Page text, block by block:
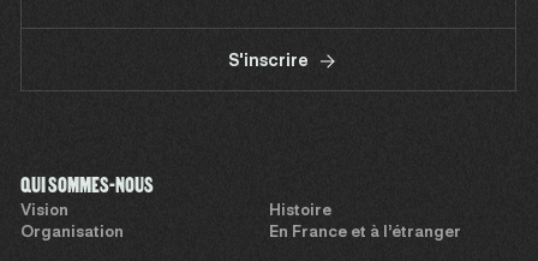
S'inscrire
QUI SOMMES-NOUS
Vision
Histoire
Organisation
En France et à l’étranger